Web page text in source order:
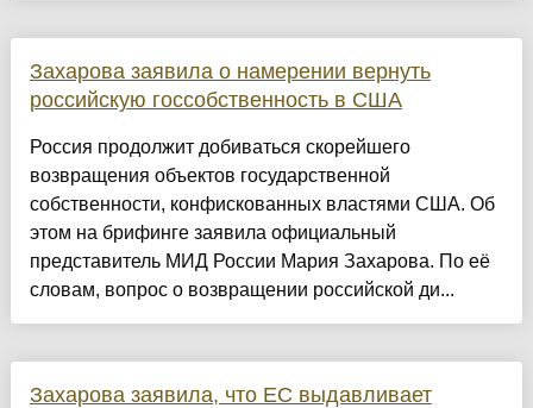
Захарова заявила о намерении вернуть
российскую госсобственность в США
Россия продолжит добиваться скорейшего
возвращения объектов государственной
собственности, конфискованных властями США. Об
этом на брифинге заявила официальный
представитель МИД России Мария Захарова. По её
словам, вопрос о возвращении российской ди...
Захарова заявила, что ЕС выдавливает